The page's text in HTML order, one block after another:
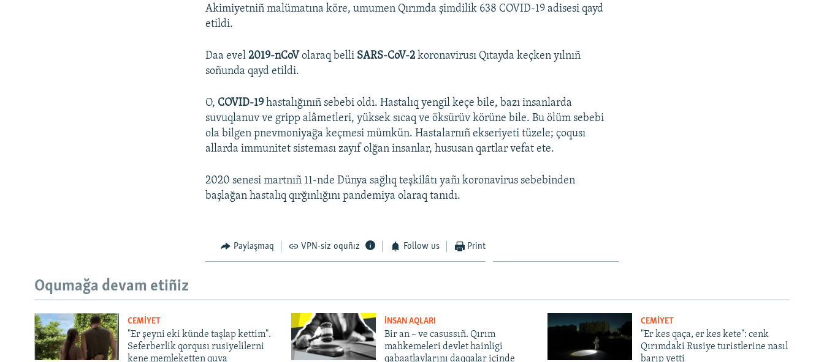
Akimiyetniñ malümatına köre, umumen Qırımda şimdilik 638 COVID-19 adisesi qayd
etildi.
Daa evel2019-nCoVolaraq belli SARS-CoV-2koronavirusı Qıtayda keçken yılnıñ
soñunda qayd etildi.
O, COVID-19 hastalığınıñ sebebi oldı. Hastalıq yengil keçe bile, bazı insanlarda
suvuqlanuv ve gripp alâmetleri, yüksek sıcaq ve öksürüv körüne bile. Bu ölüm sebebi
ola bilgen pnevmoniyağa keçmesi mümkün. Hastalarnıñ ekseriyeti tüzele; çoqusı
allarda immunitet sisteması zayıf olğan insanlar, hususan qartlar vefat ete.
2020 senesi martnıñ 11-nde Dünya sağlıq teşkilâtı yañı koronavirus sebebinden
başlağan hastalıq qırğınlığını pandemiya olaraq tanıdı.
Paylaşmaq VPN-siz oquñız Follow us Print
Oqumağa devam etiñiz
CEMİYET
"Er şeyni eki künde taşlap kettim".
Seferberlik qorqusı rusiyelilerni
kene memleketten quva
İNSAN AQLARI
Bir an – ve casussıñ. Qırım
mahkemeleri devlet hainligi
qabaatlavlarını daqqalar içinde
CEMİYET
"Er kes qaça, er kes kete": cenk
Qırımdaki Rusiye turistlerine nasıl
barıp yetti